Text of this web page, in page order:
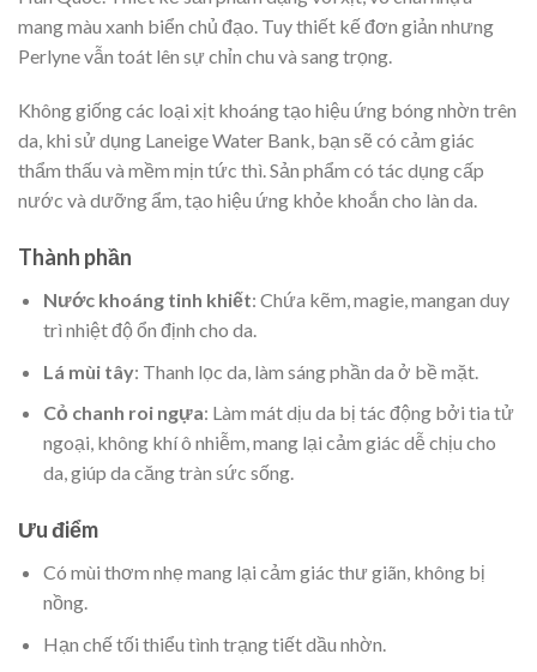
mang màu xanh biển chủ đạo. Tuy thiết kế đơn giản nhưng
Perlyne vẫn toát lên sự chỉn chu và sang trọng.
Không giống các loại xịt khoáng tạo hiệu ứng bóng nhờn trên
da, khi sử dụng Laneige Water Bank, bạn sẽ có cảm giác
thẩm thấu và mềm mịn tức thì. Sản phẩm có tác dụng cấp
nước và dưỡng ẩm, tạo hiệu ứng khỏe khoắn cho làn da.
Thành phần
Nước khoáng tinh khiết: Chứa kẽm, magie, mangan duy
trì nhiệt độ ổn định cho da.
Lá mùi tây: Thanh lọc da, làm sáng phần da ở bề mặt.
Cỏ chanh roi ngựa: Làm mát dịu da bị tác động bởi tia tử
ngoại, không khí ô nhiễm, mang lại cảm giác dễ chịu cho
da, giúp da căng tràn sức sống.
Ưu điểm
Có mùi thơm nhẹ mang lại cảm giác thư giãn, không bị
nồng.
Hạn chế tối thiểu tình trạng tiết dầu nhờn.